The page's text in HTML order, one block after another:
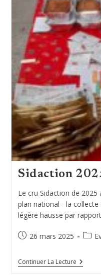
Sidaction
Le cru Sidaction de 2025
plan national - la
légère hausse par
Publication
26 mars 2025
Post
Continuer La LectureSidaction
2025